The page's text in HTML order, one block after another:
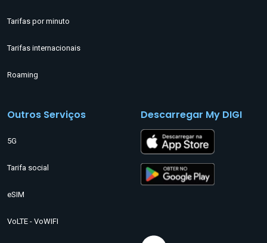
Tarifas por minuto
Tarifas internacionais
Roaming
Outros Serviços
5G
Tarifa social
eSIM
VoLTE - VoWIFI
Descarregar My DIGI